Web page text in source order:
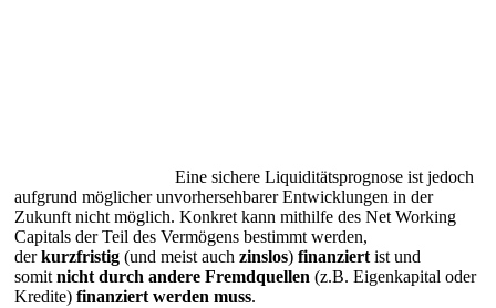
Eine sichere Liquiditätsprognose ist jedoch
aufgrund möglicher unvorhersehbarer Entwicklungen in der
Zukunft nicht möglich. Konkret kann mithilfe des Net Working
Capitals der Teil des Vermögens bestimmt werden,
derkurzfristig (und meist auch zinslos) finanziert ist und
somit nicht durch andere Fremdquellen (z.B. Eigenkapital oder
Kredite) finanziert werden muss.